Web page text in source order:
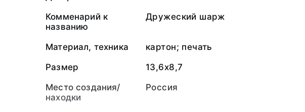
Комменарий к
названию
Дружеский шарж
Материал, техника
картон; печать
Размер
13,6х8,7
Место создания/
находки
Россия